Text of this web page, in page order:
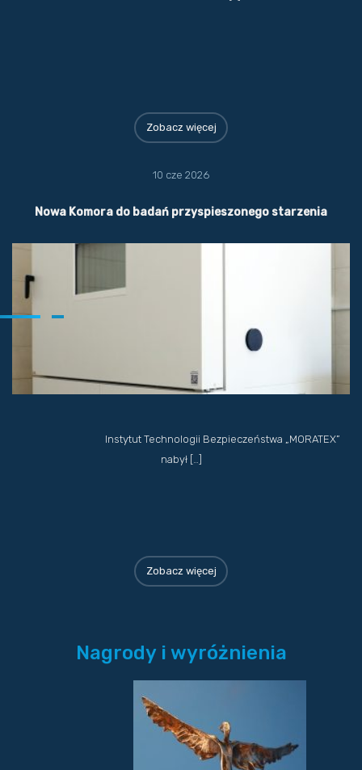
Zobacz więcej
10 cze 2026
Nowa Komora do badań przyspieszonego starzenia
Instytut Technologii Bezpieczeństwa „MORATEX”
nabył […]
Zobacz więcej
Nagrody i wyróżnienia